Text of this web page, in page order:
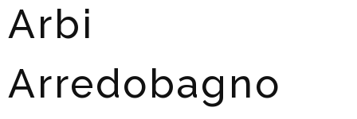
Arbi
Arredobagno